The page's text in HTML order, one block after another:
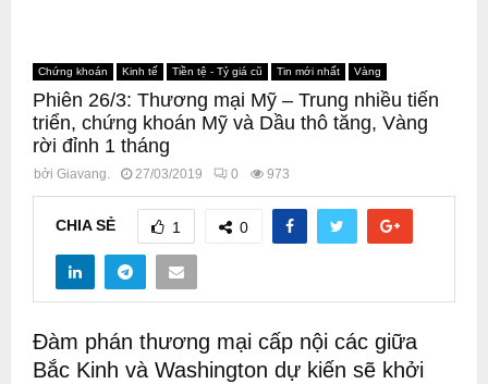
Chứng khoán Kinh tế Tiền tệ - Tỷ giá cũ Tin mới nhất Vàng
Phiên 26/3: Thương mại Mỹ – Trung nhiều tiến
triển, chứng khoán Mỹ và Dầu thô tăng, Vàng
rời đỉnh 1 tháng
bởi Giavang. 27/03/2019 0 973
CHIA SẺ 1 0
Đàm phán thương mại cấp nội các giữa
Bắc Kinh và Washington dự kiến sẽ khởi